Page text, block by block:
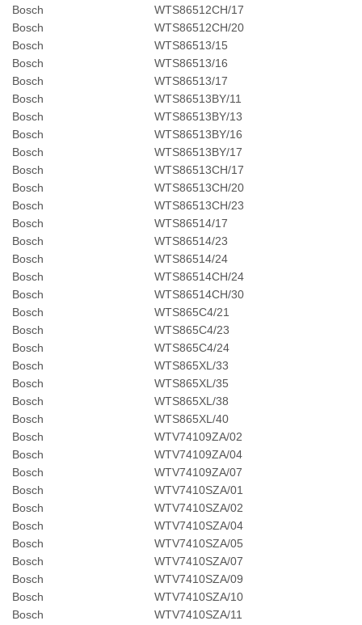
Bosch
WTS86512CH/17
Bosch
WTS86512CH/20
Bosch
WTS86513/15
Bosch
WTS86513/16
Bosch
WTS86513/17
Bosch
WTS86513BY/11
Bosch
WTS86513BY/13
Bosch
WTS86513BY/16
Bosch
WTS86513BY/17
Bosch
WTS86513CH/17
Bosch
WTS86513CH/20
Bosch
WTS86513CH/23
Bosch
WTS86514/17
Bosch
WTS86514/23
Bosch
WTS86514/24
Bosch
WTS86514CH/24
Bosch
WTS86514CH/30
Bosch
WTS865C4/21
Bosch
WTS865C4/23
Bosch
WTS865C4/24
Bosch
WTS865XL/33
Bosch
WTS865XL/35
Bosch
WTS865XL/38
Bosch
WTS865XL/40
Bosch
WTV74109ZA/02
Bosch
WTV74109ZA/04
Bosch
WTV74109ZA/07
Bosch
WTV7410SZA/01
Bosch
WTV7410SZA/02
Bosch
WTV7410SZA/04
Bosch
WTV7410SZA/05
Bosch
WTV7410SZA/07
Bosch
WTV7410SZA/09
Bosch
WTV7410SZA/10
Bosch
WTV7410SZA/11